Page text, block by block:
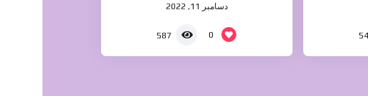
دسامبر 11, 2022
0
587